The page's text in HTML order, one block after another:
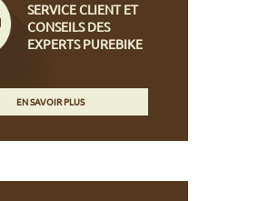
SERVICE CLIENT ET
CONSEILS DES
EXPERTS PUREBIKE
EN SAVOIR PLUS